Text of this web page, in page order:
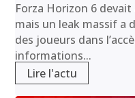
Forza Horizon 6
mais un leak massif a
des joueurs dans
informations...
Lire l'actu